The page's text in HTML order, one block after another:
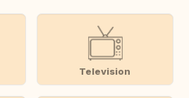
Television